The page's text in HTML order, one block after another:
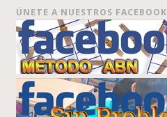
ÚNETE A NUESTROS FACEBOOK